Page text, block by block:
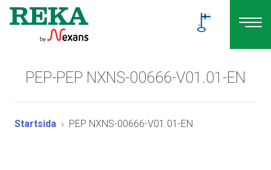
PEP-PEP NXNS-00666-V01.01-EN
Startsida PEP NXNS-00666-V01.01-EN